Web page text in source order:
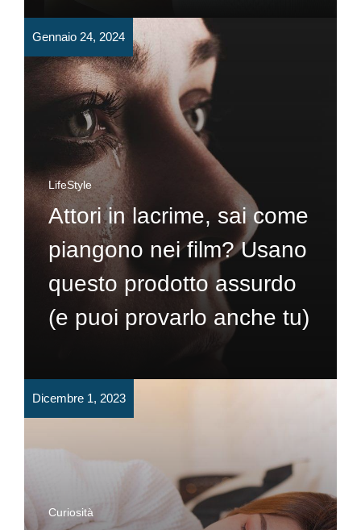
Gennaio 24, 2024
LifeStyle
Attori in lacrime, sai come
piangono nei film? Usano
questo prodotto assurdo
(e puoi provarlo anche tu)
Dicembre 1, 2023
Curiosità